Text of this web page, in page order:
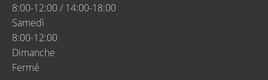
8:00-12:00 / 14:00-18:00
Samedì
8:00-12:00
Dimanche
Fermé